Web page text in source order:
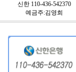
신한 110-436-542370
예금주:김영희